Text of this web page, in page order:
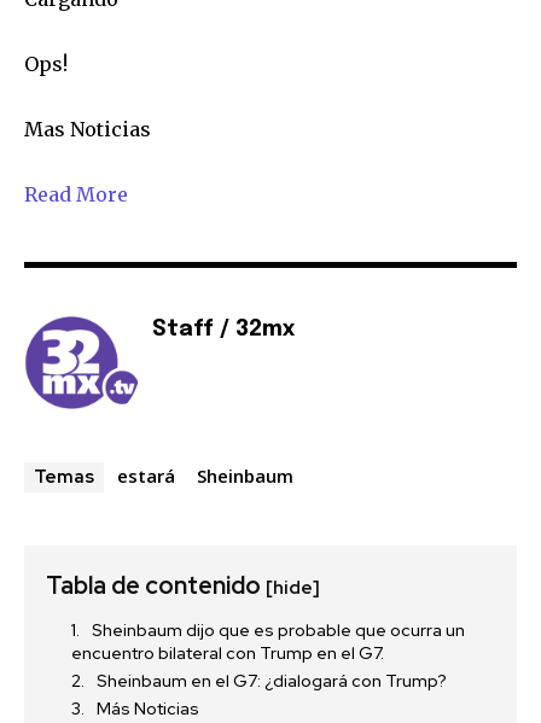
Seguidores
Ops!
Mas Noticias
Read More
Staff / 32mx
Temas estará Sheinbaum
Tabla de contenido [hide]
Sheinbaum dijo que es probable que ocurra un
encuentro bilateral con Trump en el G7.
Sheinbaum en el G7: ¿dialogará con Trump?
Más Noticias